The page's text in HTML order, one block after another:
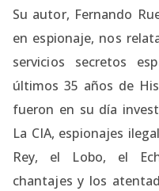
Su autor, Fernando
en espionaje, nos
servicios secretos
últimos 35 años de
fueron en su día
La CIA, espionajes
Rey, el Lobo, el
chantajes y los